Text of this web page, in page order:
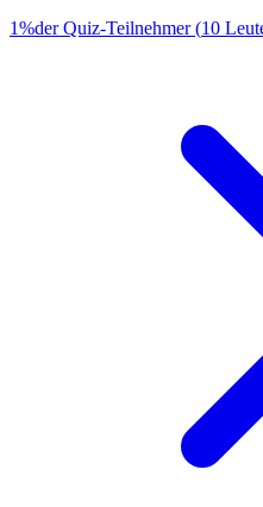
1%der Quiz-Teilnehmer(10